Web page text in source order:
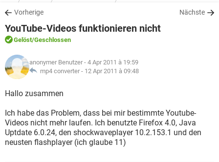
WINDOWS 10
WHATSAPP TIKTOK
FACEBOOK
SPIELE
WINDOWS 10
WHATSAPP
FACEBOOK HARDWARE
DOWNLOADS
SPIELE STREAMING
ANDROID
WINDOWS 10 INSTAGRAM
WHATSAPP
FACEBOOK
FORUM
SPIELE
ANDROID IOS
FACEBOOK HARDWARE
LEXIKON
SPIELE
ANDROID
WINDOWS 10 INSTAGRAM
WHATSAPP TIKTOK
FACEBOOK HARDWARE
Vorherige Nächste
YouTube-Videos funktionieren nicht
Gelöst/Geschlossen
anonymer Benutzer - 4 Apr 2011 à 19:59
mp4 converter - 12 Apr 2011 à 09:48
Hallo zusammen
Ich habe das Problem, dass bei mir bestimmte Youtube-
Videos nicht mehr laufen. Ich benutzte Firefox 4.0, Java
Uptdate 6.0.24, den shockwaveplayer 10.2.153.1 und den
neusten flashplayer (ich glaube 11)